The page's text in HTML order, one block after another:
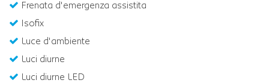
Frenata d'emergenza assistita
Isofix
Luce d'ambiente
Luci diurne
Luci diurne LED